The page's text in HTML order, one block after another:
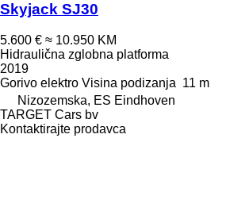
Skyjack SJ30
5.600 € ≈ 10.950 KM
Hidraulična zglobna platforma
2019
Gorivo elektro Visina podizanja 11 m
Nizozemska, ES Eindhoven
TARGET Cars bv
Kontaktirajte prodavca